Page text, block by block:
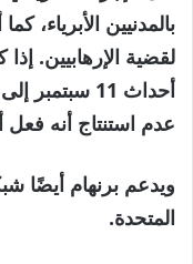
بالمدنيين الأبرياء،
لقضية الإرهابيين.
أحداث 11
عدم استنتاج أنه
ويدعم برنهام أيضًا
المتحدة.